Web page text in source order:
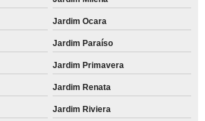
Jardim Ocara
Jardim Paraíso
Jardim Primavera
Jardim Renata
Jardim Riviera